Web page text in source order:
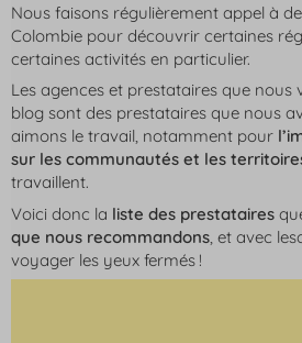
Nous faisons régulièrement appel à
Colombie pour découvrir certaines
certaines activités en particulier.
Les agences et prestataires que nous
blog sont des prestataires que nous
aimons le travail, notamment pour
sur les communautés et les
travaillent.
Voici donc la liste des prestataires
que nous recommandons, et avec
voyager les yeux fermés !